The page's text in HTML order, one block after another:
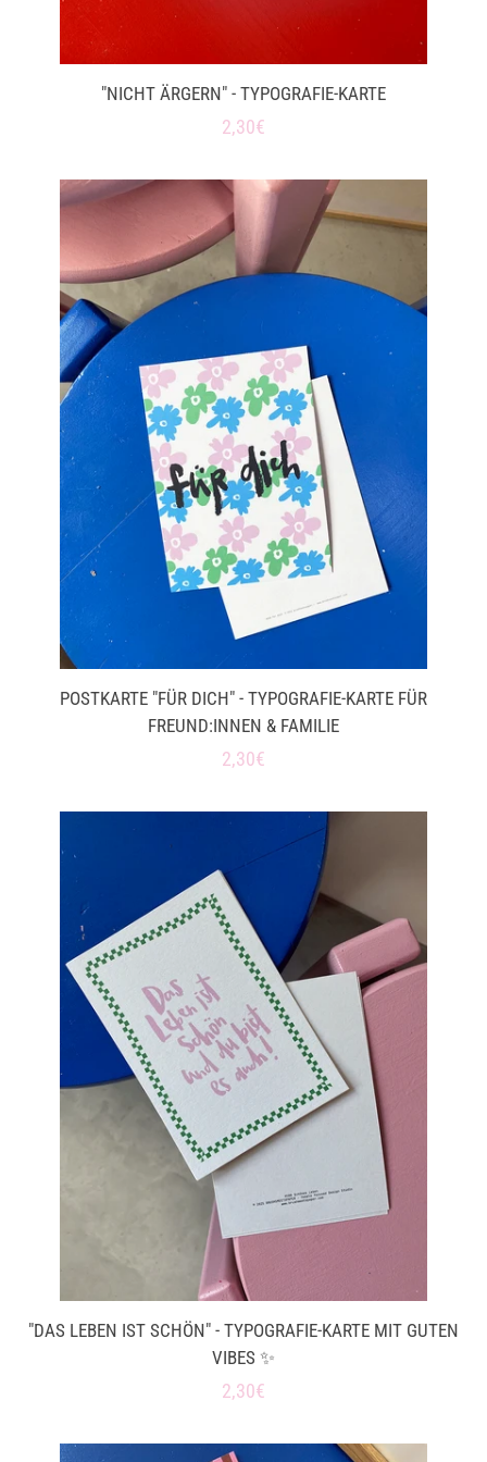
"NICHT ÄRGERN" - TYPOGRAFIE-KARTE
Normaler
2,30€
POSTKARTE "FÜR DICH" - TYPOGRAFIE-KARTE FÜR
FREUND:INNEN & FAMILIE
Normaler
2,30€
"DAS LEBEN IST SCHÖN" - TYPOGRAFIE-KARTE MIT GUTEN
VIBES ✨
Normaler
2,30€